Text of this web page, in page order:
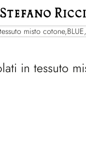
in tessuto